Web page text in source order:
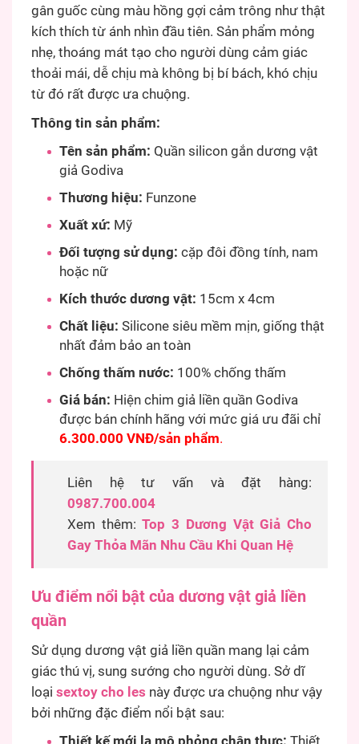
gân guốc cùng màu hồng gợi cảm trông như thật
kích thích từ ánh nhìn đầu tiên. Sản phẩm mỏng
nhẹ, thoáng mát tạo cho người dùng cảm giác
thoải mái, dễ chịu mà không bị bí bách, khó chịu
từ đó rất được ưa chuộng.
Thông tin sản phẩm:
Tên sản phẩm: Quần silicon gắn dương vật
giả Godiva
Thương hiệu: Funzone
Xuất xứ: Mỹ
Đối tượng sử dụng: cặp đôi đồng tính, nam
hoặc nữ
Kích thước dương vật: 15cm x 4cm
Chất liệu: Silicone siêu mềm mịn, giống thật
nhất đảm bảo an toàn
Chống thấm nước: 100% chống thấm
Giá bán: Hiện chim giả liền quần Godiva
được bán chính hãng với mức giá ưu đãi chỉ
6.300.000 VNĐ/sản phẩm.
Liên hệ tư vấn và đặt hàng:
0987.700.004
Xem thêm:Top 3 Dương Vật Giả Cho
Gay Thỏa Mãn Nhu Cầu Khi Quan Hệ
Ưu điểm nổi bật của dương vật giả liền
quần
Sử dụng dương vật giả liền quần mang lại cảm
giác thú vị, sung sướng cho người dùng. Sở dĩ
loại sextoy cho les này được ưa chuộng như vậy
bởi những đặc điểm nổi bật sau: